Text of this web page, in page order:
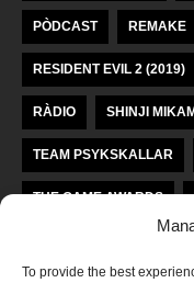
To provide the best
PÒDCAST REMAKE
RESIDENT EVIL 2 (2019)
RÀDIO SHINJI MIKAMI
TEAM PSYKSKALLAR
THE GAME AWARDS